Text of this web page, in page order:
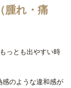
腫れ・痛
っとも出やすい時
のような違和感が